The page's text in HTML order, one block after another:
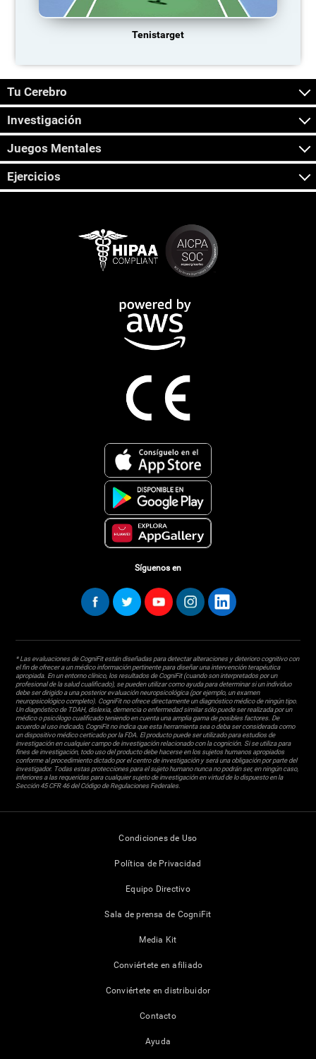
Tenistarget
Tu Cerebro
Investigación
Juegos Mentales
Ejercicios
Síguenos en
* Las evaluaciones de CogniFit están diseñadas para detectar alteraciones y deterioro cognitivo con
el fin de ofrecer a un médico información pertinente para diseñar una intervención terapéutica
apropiada. En un entorno clínico, los resultados de CogniFit (cuando son interpretados por un
profesional de la salud cualificado), se pueden utilizar como ayuda para determinar si un individuo
debe ser dirigido a una posterior evaluación neuropsicológica (por ejemplo, un examen
neuropsicológico completo). CogniFit no ofrece directamente un diagnóstico médico de ningún tipo.
Un diagnóstico de TDAH, dislexia, demencia o enfermedad similar sólo puede ser realizada por un
médico o psicólogo cualificado teniendo en cuenta una amplia gama de posibles factores. De
acuerdo al uso indicado, CogniFit no indica que esta herramienta sea o deba ser considerada como
un dispositivo médico certicado por la FDA. El producto puede ser utilizado para estudios de
investigación en cualquier campo de investigación relacionado con la cognición. Si se utiliza para
fines de investigación, todo uso del producto debe hacerse en los sujetos humanos apropiados
conforme al procedimiento dictado por el centro de investigación y será una obligación por parte del
investigador. Todas estas protecciones para el sujeto humano nunca no podrán ser, en ningún caso,
inferiores a las requeridas para cualquier sujeto de investigación en virtud de lo dispuesto en la
Sección 45 CFR 46 del Código de Regulaciones Federales.
Condiciones de Uso
Política de Privacidad
Equipo Directivo
Sala de prensa de CogniFit
Media Kit
Conviértete en afiliado
Conviértete en distribuidor
Contacto
Ayuda